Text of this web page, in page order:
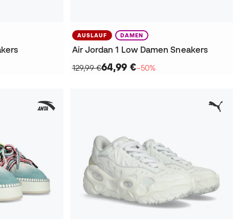
AUSLAUF DAMEN
Air Jordan 1 Low Damen Sneakers
129,99 €64,99 €−50%